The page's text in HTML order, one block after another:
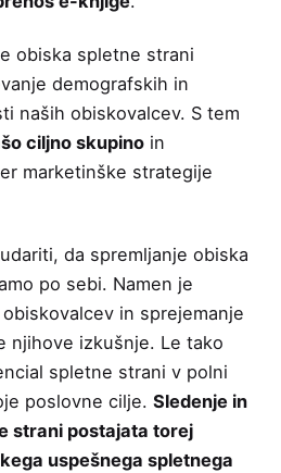
obiska spletne strani
demografskih in
naših obiskovalcev. S tem
ciljno skupino in
marketinške strategije
da spremljanje obiska
po sebi. Namen je
in sprejemanje
njihove izkušnje. Le tako
spletne strani v polni
poslovne cilje. Sledenje in
strani postajata torej
uspešnega spletnega